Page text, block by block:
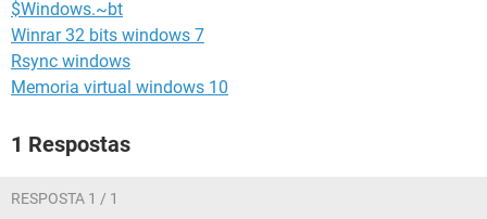
$Windows.~bt
Winrar 32 bits windows 7
Rsync windows
Memoria virtual windows 10
1 Respostas
RESPOSTA 1 / 1